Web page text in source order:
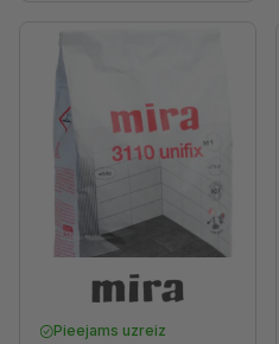
Pieejams uzreiz